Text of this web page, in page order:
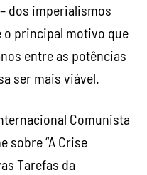
dos imperialismos
o principal motivo que
entre as potências
ser mais viável.
Comunista
sobre “A Crise
Tarefas da